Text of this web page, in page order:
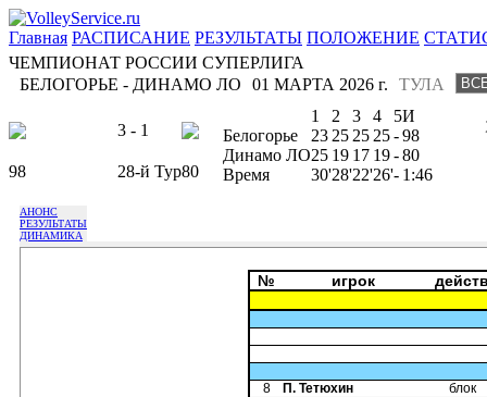
Главная РАСПИСАНИЕ РЕЗУЛЬТАТЫ ПОЛОЖЕНИЕ
ЧЕМПИОНАТ РОССИИ СУПЕРЛИГА
БЕЛОГОРЬЕ - ДИНАМО ЛО
ТУЛА
01 МАРТА 2026 г.
3 - 1
98 28-й Тур80
1 2 3 4 5И
Белогорье
23 25 25 25-98
Динамо ЛО25 19 17 19-80
Время
30'28'22'26'- 1:46
АНОНС
РЕЗУЛЬТАТЫ
ДИНАМИКА
№ игрок
8 П. Тетюхин блок